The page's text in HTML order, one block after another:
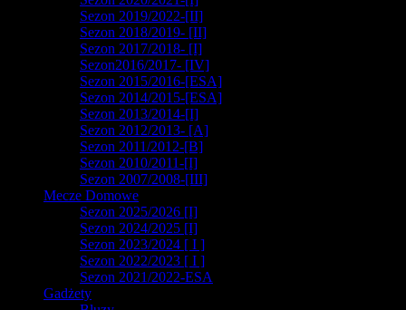
Sezon 2019/2022-[II]
Sezon 2018/2019- [II]
Sezon 2017/2018- [I]
Sezon2016/2017- [IV]
Sezon 2015/2016-[ESA]
Sezon 2014/2015-[ESA]
Sezon 2013/2014-[I]
Sezon 2012/2013- [A]
Sezon 2011/2012-[B]
Sezon 2010/2011-[I]
Sezon 2007/2008-[III]
Mecze Domowe
Sezon 2025/2026 [I]
Sezon 2024/2025 [I]
Sezon 2023/2024 [ I ]
Sezon 2022/2023 [ I ]
Sezon 2021/2022-ESA
Gadżety